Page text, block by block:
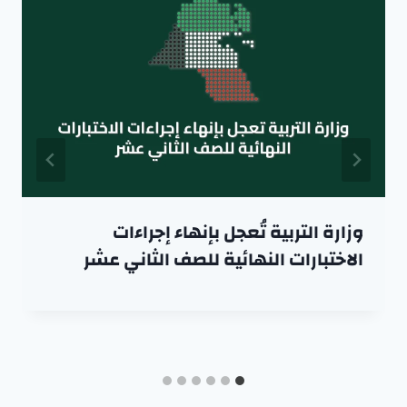
وزارة التربية تُعجل بإنهاء إجراءات
الاختبارات النهائية للصف الثاني عشر